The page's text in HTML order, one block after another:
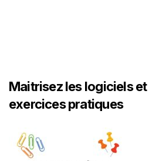
Maitrisez les logiciels et
exercices pratiques